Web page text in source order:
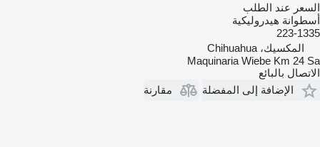
السعر عند الطلب
أسطوانة هيدروليكية
223-1335
المكسيك، Chihuahua
Maquinaria Wiebe Km 24 Sa
الاتصال بالبائع
الإضافة إلى المفضلة
مقارنة